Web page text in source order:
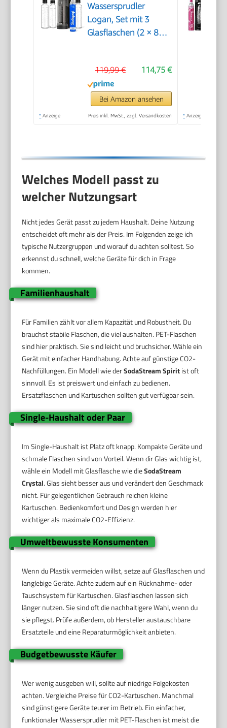
Wassersprudler
Logan, Set mit 3
Glasflaschen (2 × 850
Matt Schwarz, Höhe
42,6 cm
114,75 €
119,99 €
Bei Amazon ansehen
* Anzeige Preis inkl. MwSt., zzgl. Versandkosten * Anzeige
Welches Modell passt zu
welcher Nutzungsart
Nicht jedes Gerät passt zu jedem Haushalt. Deine Nutzung
entscheidet oft mehr als der Preis. Im Folgenden zeige ich
typische Nutzergruppen und worauf du achten solltest. So
erkennst du schnell, welche Geräte für dich in Frage
kommen.
Familienhaushalt
Für Familien zählt vor allem Kapazität und Robustheit. Du
brauchst stabile Flaschen, die viel aushalten. PET-Flaschen
sind hier praktisch. Sie sind leicht und bruchsicher. Wähle ein
Gerät mit einfacher Handhabung. Achte auf günstige CO2-
Nachfüllungen. Ein Modell wie derSodaStream Spiritist oft
sinnvoll. Es ist preiswert und einfach zu bedienen.
Ersatzflaschen und Kartuschen sollten gut verfügbar sein.
Single-Haushalt oder Paar
Im Single-Haushalt ist Platz oft knapp. Kompakte Geräte und
schmale Flaschen sind von Vorteil. Wenn dir Glas wichtig ist,
wähle ein Modell mit Glasflasche wie dieSodaStream
Crystal. Glas sieht besser aus und verändert den Geschmack
nicht. Für gelegentlichen Gebrauch reichen kleine
Kartuschen. Bedienkomfort und Design werden hier
wichtiger als maximale CO2-Effizienz.
Umweltbewusste Konsumenten
Wenn du Plastik vermeiden willst, setze auf Glasflaschen und
langlebige Geräte. Achte zudem auf ein Rücknahme- oder
Tauschsystem für Kartuschen. Glasflaschen lassen sich
länger nutzen. Sie sind oft die nachhaltigere Wahl, wenn du
sie pflegst. Prüfe außerdem, ob Hersteller austauschbare
Ersatzteile und eine Reparaturmöglichkeit anbieten.
Budgetbewusste Käufer
Wer wenig ausgeben will, sollte auf niedrige Folgekosten
achten. Vergleiche Preise für CO2-Kartuschen. Manchmal
sind günstigere Geräte teurer im Betrieb. Ein einfacher,
funktionaler Wassersprudler mit PET-Flaschen ist meist die